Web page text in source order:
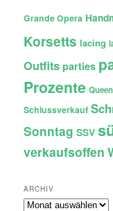
Grande Opera
Korsetts lacing
Outfits parties
Prozente
Schlussverkauf
Sonntag SSV
verkaufsoffen
ARCHIV
Archiv